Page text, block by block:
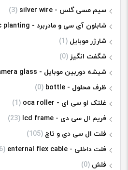
سیم مسی گلس - silver wire
(3)
شابلون آی سی و مادربرد - ic planting
شارژر موبایل (1)
شگفت انگیز (0)
شیشه دوربین موبایل - camera glass
ظرف محلول - bottle
(0)
غلتک او سی ای - oca roller
(1)
فریم ال سی دی - lcd frame
(23)
فلت ال سی دی و تاچ (105)
فلت داخلی - enternal flex cable
(206)
فلش (0)